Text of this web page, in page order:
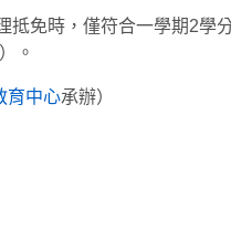
抵免時，僅符合一學期2學
。
育中心承辦）